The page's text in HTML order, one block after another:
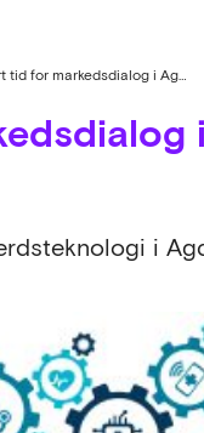
Snart tid for markedsdialog i Agder
i